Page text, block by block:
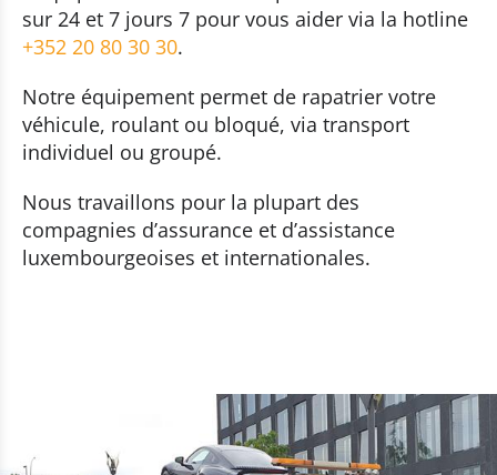
sur 24 et 7 jours 7 pour vous aider via la hotline
+352 20 80 30 30.
Notre équipement permet de rapatrier votre
véhicule, roulant ou bloqué, via transport
individuel ou groupé.
Nous travaillons pour la plupart des
compagnies d’assurance et d’assistance
luxembourgeoises et internationales.